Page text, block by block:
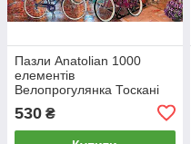
Пазли Anatolian 1000
елементів
Велопрогулянка Тоскані
530 ₴